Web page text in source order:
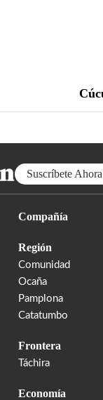
Suscríbete Ahora
Compañía
Región
Comunidad
Ocaña
Pamplona
Catatumbo
Frontera
Táchira
Economía